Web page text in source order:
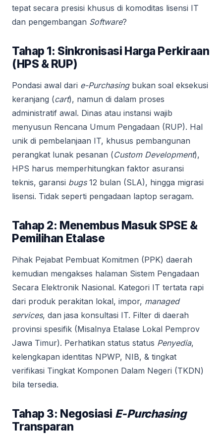
tepat secara presisi khusus di komoditas lisensi IT
dan pengembangan Software?
Tahap 1: Sinkronisasi Harga Perkiraan
(HPS & RUP)
Pondasi awal dari e-Purchasingbukan soal eksekusi
keranjang (cart), namun di dalam proses
administratif awal. Dinas atau instansi wajib
menyusun Rencana Umum Pengadaan (RUP). Hal
unik di pembelanjaan IT, khusus pembangunan
perangkat lunak pesanan (Custom Development),
HPS harus memperhitungkan faktor asuransi
teknis, garansi bugs12 bulan (SLA), hingga migrasi
lisensi. Tidak seperti pengadaan laptop seragam.
Tahap 2: Menembus Masuk SPSE &
Pemilihan Etalase
Pihak Pejabat Pembuat Komitmen (PPK) daerah
kemudian mengakses halaman Sistem Pengadaan
Secara Elektronik Nasional. Kategori IT tertata rapi
dari produk perakitan lokal, impor, managed
services, dan jasa konsultasi IT. Filter di daerah
provinsi spesifik (Misalnya Etalase Lokal Pemprov
Jawa Timur). Perhatikan status status Penyedia,
kelengkapan identitas NPWP, NIB, & tingkat
verifikasi Tingkat Komponen Dalam Negeri (TKDN)
bila tersedia.
Tahap 3: Negosiasi E-Purchasing
Transparan